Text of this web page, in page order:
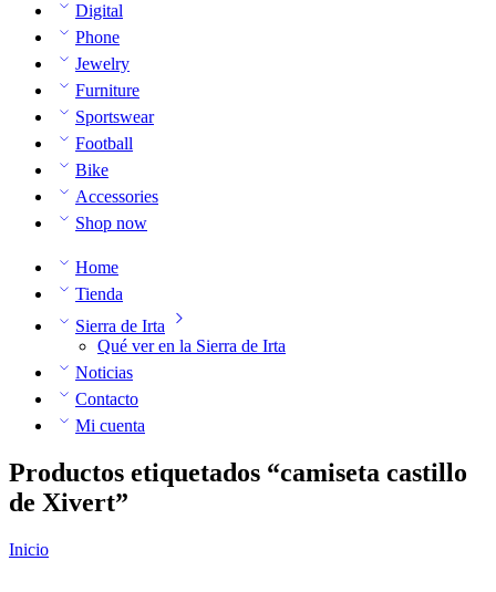
Digital
Phone
Jewelry
Furniture
Sportswear
Football
Bike
Accessories
Shop now
Home
Tienda
Sierra de Irta
Qué ver en la Sierra de Irta
Noticias
Contacto
Mi cuenta
Productos etiquetados “camiseta castillo
de Xivert”
Inicio